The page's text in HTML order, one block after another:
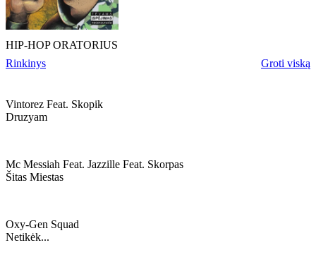
HIP-HOP ORATORIUS
Rinkinys
Groti viską
Vintorez Feat. Skopik
Druzyam
Mc Messiah Feat. Jazzille Feat. Skorpas
Šitas Miestas
Oxy-Gen Squad
Netikėk...